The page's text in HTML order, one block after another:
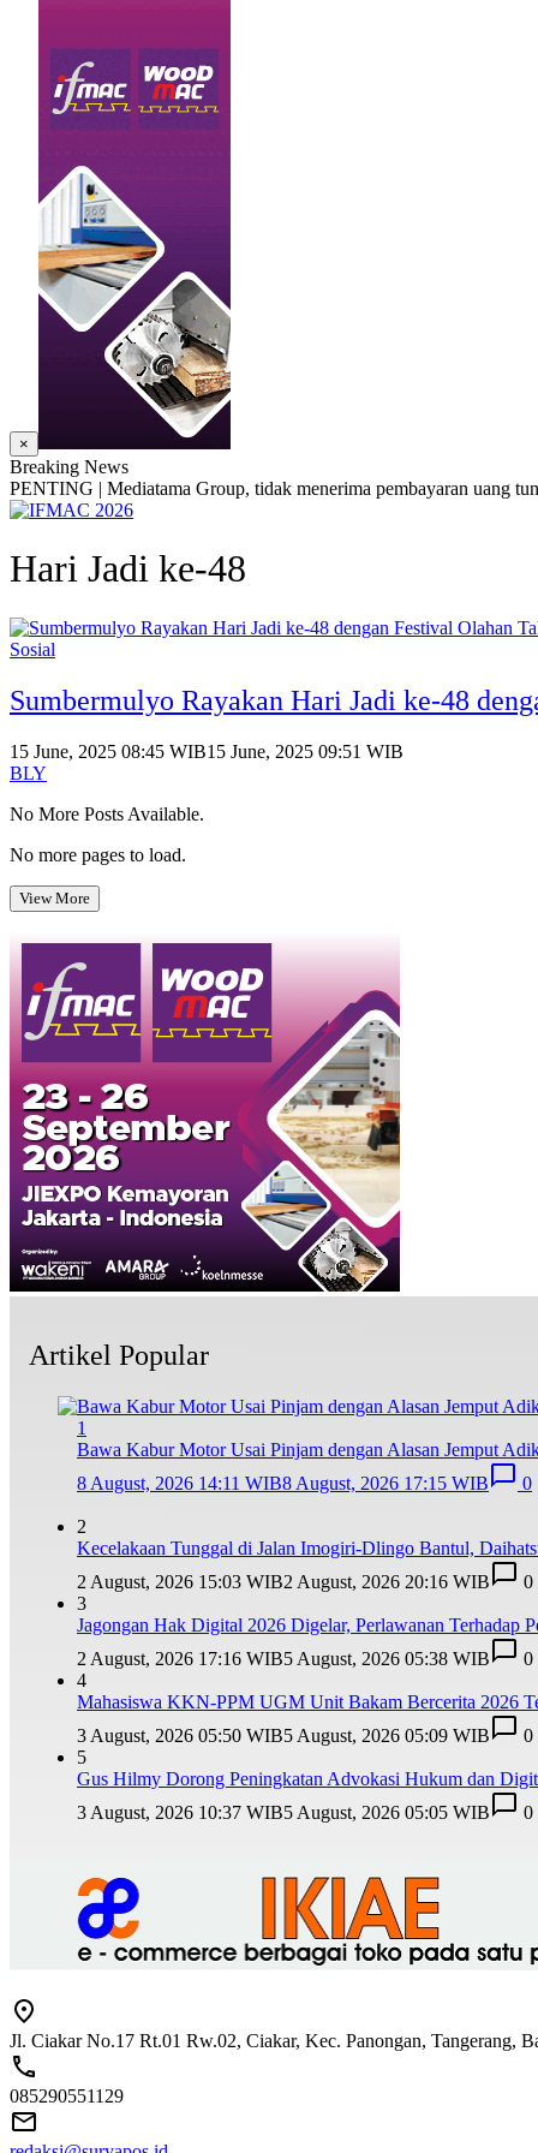
×
Breaking News
PENTING | Mediatama Group, tidak menerima pembayaran uang
Hari Jadi ke-48
Sosial
Sumbermulyo Rayakan Hari Jadi ke-48
15 June, 2025 08:45 WIB15 June, 2025 09:51 WIB
BLY
No More Posts Available.
No more pages to load.
View More
Artikel Popular
1
Bawa Kabur Motor Usai Pinjam dengan Alasan Jemput
8 August, 2026 14:11 WIB8 August, 2026 17:15 WIB 0
2
Kecelakaan Tunggal di Jalan Imogiri-Dlingo Bantul,
2 August, 2026 15:03 WIB2 August, 2026 20:16 WIB
0
3
Jagongan Hak Digital 2026 Digelar, Perlawanan Terhadap
2 August, 2026 17:16 WIB5 August, 2026 05:38 WIB
0
4
Mahasiswa KKN-PPM UGM Unit Bakam Bercerita 2026
3 August, 2026 05:50 WIB5 August, 2026 05:09 WIB
0
5
Gus Hilmy Dorong Peningkatan Advokasi Hukum dan
3 August, 2026 10:37 WIB5 August, 2026 05:05 WIB 0
Jl. Ciakar No.17 Rt.01 Rw.02, Ciakar, Kec. Panongan, Tangerang,
085290551129